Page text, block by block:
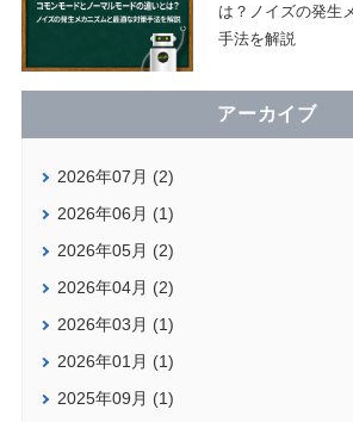
は？ノイズの発生
手法を解説
アーカイブ
2026年07月 (2)
2026年06月 (1)
2026年05月 (2)
2026年04月 (2)
2026年03月 (1)
2026年01月 (1)
2025年09月 (1)